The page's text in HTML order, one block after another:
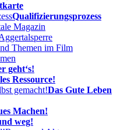
Qualifizierungsprozess
Magazin
Themen im Film
geht‘s!
Ressource!
gemacht!Das Gute Leben
Machen!
weg!